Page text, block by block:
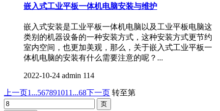
嵌入式工业平板一体机电脑安装与维护
嵌入式安装是工业平板一体机电脑以及工业平板电脑这
类别的机器设备的一种安装方式，这种安装方式更节约
室内空间，也更加美观，那么，关于嵌入式工业平板一
体机电脑的安装有什么需要注意的呢？...
2022-10-24 admin 114
上一页1...567891011 ...68下一页 转至第